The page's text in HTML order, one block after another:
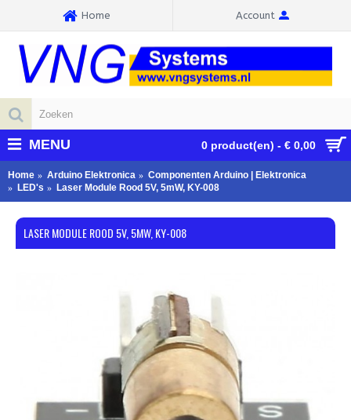
Home Account
0 product(en) - € 0,00
MENU
Home Arduino Elektronica
Componenten Arduino | Elektronica
LED's
Laser Module Rood 5V, 5mW, KY-008
LASER MODULE ROOD 5V, 5MW, KY-008